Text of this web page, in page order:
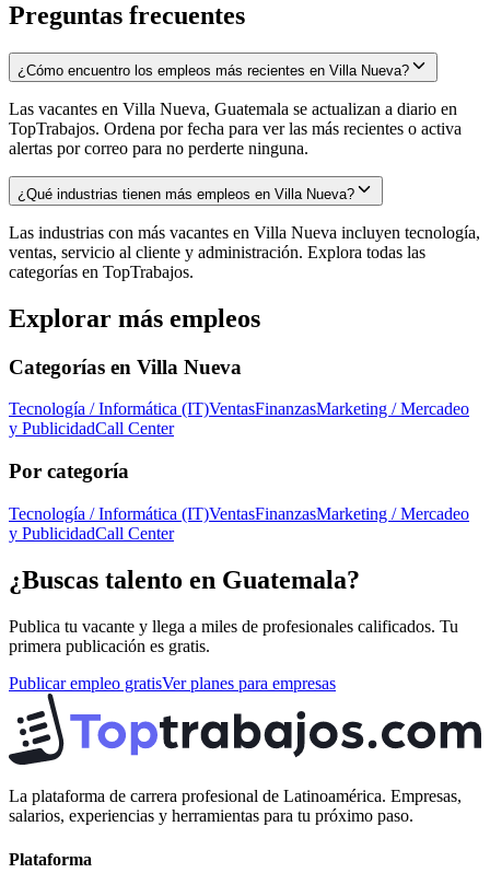
Preguntas frecuentes
¿Cómo encuentro los empleos más recientes en Villa Nueva?
Las vacantes en Villa Nueva, Guatemala se actualizan a diario en
TopTrabajos. Ordena por fecha para ver las más recientes o activa
alertas por correo para no perderte ninguna.
¿Qué industrias tienen más empleos en Villa Nueva?
Las industrias con más vacantes en Villa Nueva incluyen tecnología,
ventas, servicio al cliente y administración. Explora todas las
categorías en TopTrabajos.
Explorar más empleos
Categorías en Villa Nueva
Tecnología / Informática (IT)VentasFinanzasMarketing / Mercadeo
y PublicidadCall Center
Por categoría
Tecnología / Informática (IT)VentasFinanzasMarketing / Mercadeo
y PublicidadCall Center
¿Buscas talento en Guatemala?
Publica tu vacante y llega a miles de profesionales calificados. Tu
primera publicación es gratis.
Publicar empleo gratisVer planes para empresas
La plataforma de carrera profesional de Latinoamérica. Empresas,
salarios, experiencias y herramientas para tu próximo paso.
Plataforma